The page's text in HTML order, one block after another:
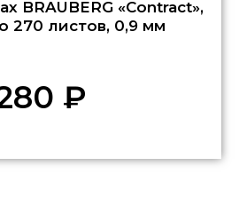
BRAUBERG «Contract»,
270 листов, 0,9 мм
₽